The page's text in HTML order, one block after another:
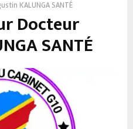
KALUNGA SANTÉ
Docteur
SANTÉ